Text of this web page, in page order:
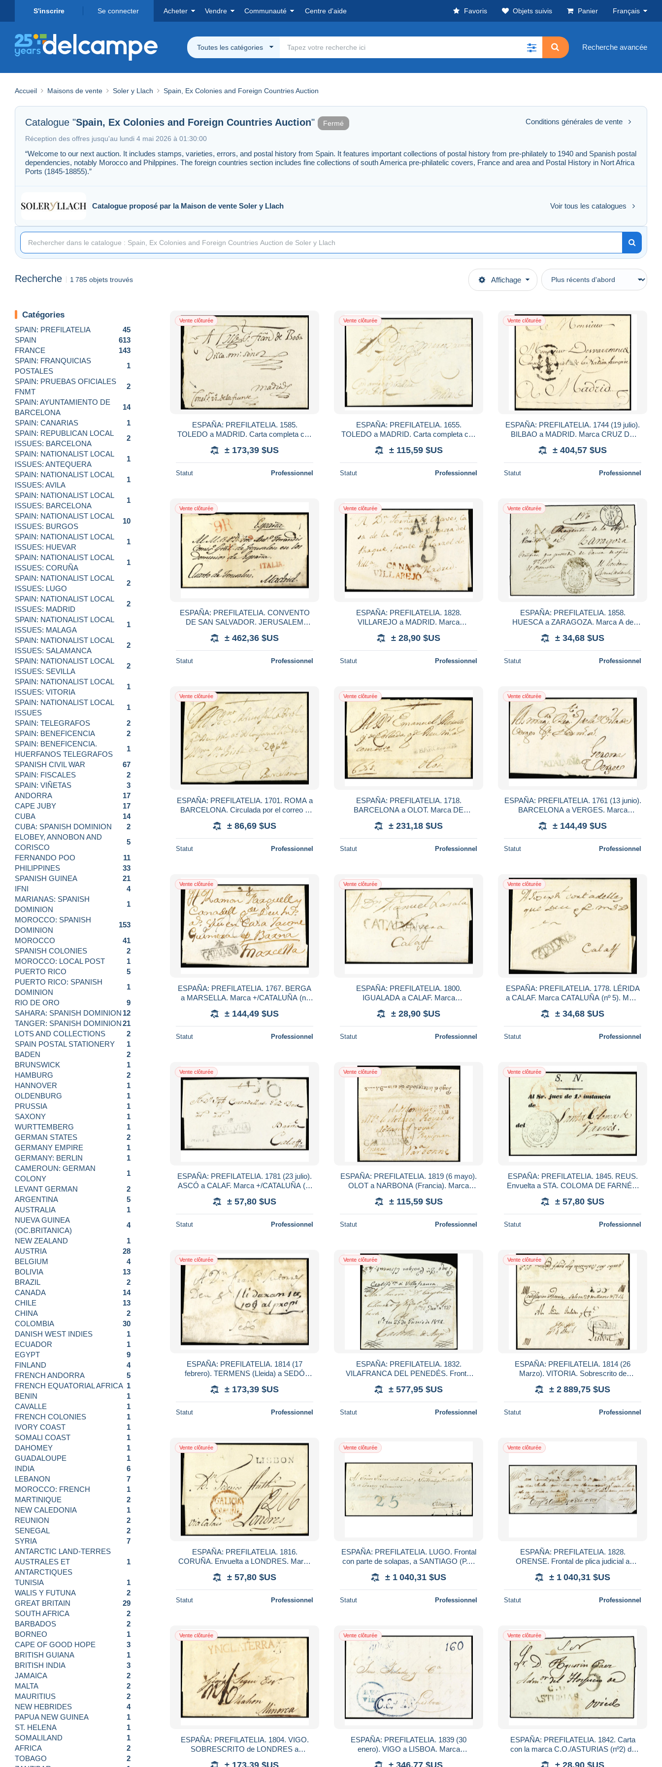
S'inscrire Se connecter Acheter Vendre Communauté Centre d'aide Favoris Objets suivis Panier Français
Toutes les catégories Recherche avancée
Accueil Maisons de vente Soler y Llach Spain, Ex Colonies and Foreign Countries Auction
Catalogue "Spain, Ex Colonies and Foreign Countries Auction"
Fermé
Réception des offres jusqu'au lundi 4 mai 2026 à 01:30:00
Conditions générales de vente
“Welcome to our next auction. It includes stamps, varieties, errors, and postal history from Spain. It features important collections of postal history from pre-philately to 1940 and Spanish postal
dependencies, notably Morocco and Philppines. The foreign countries section includes fine collections of south America pre-philatelic covers, France and area and Postal History in Nort Africa
Ports (1845-18855).”
Catalogue proposé par la Maison de vente Soler y Llach Voir tous les catalogues
Recherche 1 785 objets trouvés Affichage
Catégories
SPAIN: PREFILATELIA
45
SPAIN
613
FRANCE
143
SPAIN: FRANQUICIAS
POSTALES
1
SPAIN: PRUEBAS OFICIALES
FNMT
2
SPAIN: AYUNTAMIENTO DE
BARCELONA
14
SPAIN: CANARIAS
1
SPAIN: REPUBLICAN LOCAL
ISSUES: BARCELONA
2
SPAIN: NATIONALIST LOCAL
ISSUES: ANTEQUERA
1
SPAIN: NATIONALIST LOCAL
ISSUES: AVILA
1
SPAIN: NATIONALIST LOCAL
ISSUES: BARCELONA
1
SPAIN: NATIONALIST LOCAL
ISSUES: BURGOS
10
SPAIN: NATIONALIST LOCAL
ISSUES: HUEVAR
1
SPAIN: NATIONALIST LOCAL
ISSUES: CORUÑA
1
SPAIN: NATIONALIST LOCAL
ISSUES: LUGO
2
SPAIN: NATIONALIST LOCAL
ISSUES: MADRID
2
SPAIN: NATIONALIST LOCAL
ISSUES: MALAGA
1
SPAIN: NATIONALIST LOCAL
ISSUES: SALAMANCA
2
SPAIN: NATIONALIST LOCAL
ISSUES: SEVILLA
2
SPAIN: NATIONALIST LOCAL
ISSUES: VITORIA
1
SPAIN: NATIONALIST LOCAL
ISSUES
1
SPAIN: TELEGRAFOS
2
SPAIN: BENEFICENCIA
2
SPAIN: BENEFICENCIA.
HUERFANOS TELEGRAFOS
1
SPANISH CIVIL WAR
67
SPAIN: FISCALES
2
SPAIN: VIÑETAS
3
ANDORRA
17
CAPE JUBY
17
CUBA
14
CUBA: SPANISH DOMINION
2
ELOBEY, ANNOBON AND
CORISCO
5
FERNANDO POO
11
PHILIPPINES
33
SPANISH GUINEA
21
IFNI
4
MARIANAS: SPANISH
DOMINION
1
MOROCCO: SPANISH
DOMINION
153
MOROCCO
41
SPANISH COLONIES
2
MOROCCO: LOCAL POST
1
PUERTO RICO
5
PUERTO RICO: SPANISH
DOMINION
1
RIO DE ORO
9
SAHARA: SPANISH DOMINION 12
TANGER: SPANISH DOMINION21
LOTS AND COLLECTIONS
2
SPAIN POSTAL STATIONERY
1
BADEN
2
BRUNSWICK
1
HAMBURG
2
HANNOVER
1
OLDENBURG
1
PRUSSIA
1
SAXONY
1
WURTTEMBERG
1
GERMAN STATES
2
GERMANY EMPIRE
1
GERMANY: BERLIN
1
CAMEROUN: GERMAN
COLONY
1
LEVANT GERMAN
2
ARGENTINA
5
AUSTRALIA
1
NUEVA GUINEA
(OC.BRITANICA)
4
NEW ZEALAND
1
AUSTRIA
28
BELGIUM
4
BOLIVIA
13
BRAZIL
2
CANADA
14
CHILE
13
CHINA
2
COLOMBIA
30
DANISH WEST INDIES
1
ECUADOR
1
EGYPT
9
FINLAND
4
FRENCH ANDORRA
5
FRENCH EQUATORIAL AFRICA 1
BENIN
1
CAVALLE
1
FRENCH COLONIES
1
IVORY COAST
1
SOMALI COAST
1
DAHOMEY
1
GUADALOUPE
1
INDIA
6
LEBANON
7
MOROCCO: FRENCH
1
MARTINIQUE
2
NEW CALEDONIA
1
REUNION
2
SENEGAL
2
SYRIA
7
ANTARCTIC LAND-TERRES
AUSTRALES ET
ANTARCTIQUES
1
TUNISIA
1
WALIS Y FUTUNA
2
GREAT BRITAIN
29
SOUTH AFRICA
2
BARBADOS
2
BORNEO
1
CAPE OF GOOD HOPE
3
BRITISH GUIANA
1
BRITISH INDIA
3
JAMAICA
2
MALTA
2
MAURITIUS
2
NEW HEBRIDES
4
PAPUA NEW GUINEA
1
ST. HELENA
1
SOMALILAND
1
AFRICA
2
TOBAGO
2
Vente clôturée
ESPAÑA: PREFILATELIA. 1585.
TOLEDO a MADRID. Carta completa con
inferior probab
± 173,39 $US
Statut Professionnel
Vente clôturée
ESPAÑA: PREFILATELIA. 1655.
TOLEDO a MADRID. Carta completa con
lleva con bien'.
± 115,59 $US
Statut Professionnel
Vente clôturée
ESPAÑA: PREFILATELIA. 1744 (19 julio).
BILBAO a MADRID. Marca CRUZ DE
la nº 111).
± 404,57 $US
Statut Professionnel
Vente clôturée
ESPAÑA: PREFILATELIA. CONVENTO
DE SAN SALVADOR. JERUSALEM
con texto circulada por e
± 462,36 $US
Statut Professionnel
Vente clôturée
ESPAÑA: PREFILATELIA. 1828.
VILLAREJO a MADRID. Marca
± 28,90 $US
Statut Professionnel
Vente clôturée
ESPAÑA: PREFILATELIA. 1858.
HUESCA a ZARAGOZA. Marca A de
± 34,68 $US
Statut Professionnel
Vente clôturée
ESPAÑA: PREFILATELIA. 1701. ROMA a
BARCELONA. Circulada por el correo y
catal
± 86,69 $US
Statut Professionnel
Vente clôturée
ESPAÑA: PREFILATELIA. 1718.
BARCELONA a OLOT. Marca DE
dineros'. I>RARÍSIMA.
± 231,18 $US
Statut Professionnel
Vente clôturée
ESPAÑA: PREFILATELIA. 1761 (13 junio).
BARCELONA a VERGES. Marca
verdoso. RARA, no rese
± 144,49 $US
Statut Professionnel
Vente clôturée
ESPAÑA: PREFILATELIA. 1767. BERGA
a MARSELLA. Marca +/CATALUÑA (nº
± 144,49 $US
Statut Professionnel
Vente clôturée
ESPAÑA: PREFILATELIA. 1800.
IGUALADA a CALAF. Marca
± 28,90 $US
Statut Professionnel
Vente clôturée
ESPAÑA: PREFILATELIA. 1778. LÉRIDA
a CALAF. Marca CATALUÑA (nº 5). MUY
± 34,68 $US
Statut Professionnel
Vente clôturée
ESPAÑA: PREFILATELIA. 1781 (23 julio).
ASCÓ a CALAF. Marca +/CATALUÑA (nº
± 57,80 $US
Statut Professionnel
Vente clôturée
ESPAÑA: PREFILATELIA. 1819 (6 mayo).
OLOT a NARBONA (Francia). Marca
en Narbona,
± 115,59 $US
Statut Professionnel
Vente clôturée
ESPAÑA: PREFILATELIA. 1845. REUS.
Envuelta a STA. COLOMA DE FARNÉS.
rojo. RARA.
± 57,80 $US
Statut Professionnel
Vente clôturée
ESPAÑA: PREFILATELIA. 1814 (17
febrero). TERMENS (Lleida) a SEDÓ
1#.10 Ø al pro
± 173,39 $US
Statut Professionnel
Vente clôturée
ESPAÑA: PREFILATELIA. 1832.
VILAFRANCA DEL PENEDÉS. Frontal
CASTELLÓ DE AMPURIAS (
± 577,95 $US
Statut Professionnel
Vente clôturée
ESPAÑA: PREFILATELIA. 1814 (26
Marzo). VITORIA. Sobrescrito de
'CERTIFICACION A VITORIA. SA
± 2 889,75 $US
Statut Professionnel
Vente clôturée
ESPAÑA: PREFILATELIA. 1816.
CORUÑA. Envuelta a LONDRES. Marca
tránsito de la BPO,
± 57,80 $US
Statut Professionnel
Vente clôturée
ESPAÑA: PREFILATELIA. LUGO. Frontal
con parte de solapas, a SANTIAGO (P.E.
LUGO 31 AGto
± 1 040,31 $US
Statut Professionnel
Vente clôturée
ESPAÑA: PREFILATELIA. 1828.
ORENSE. Frontal de plica judicial a
FRANCA/ORENSE (P.E. 14 y 17) y m
± 1 040,31 $US
Statut Professionnel
Vente clôturée
ESPAÑA: PREFILATELIA. 1804. VIGO.
SOBRESCRITO de LONDRES a
± 173,39 $US
Vente clôturée
ESPAÑA: PREFILATELIA. 1839 (30
enero). VIGO a LISBOA. Marca
± 346,77 $US
Vente clôturée
ESPAÑA: PREFILATELIA. 1842. Carta
con la marca C.O./ASTURIAS (nº2) de
± 28,90 $US